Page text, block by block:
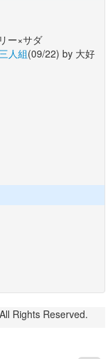
ー×サダ
人組(09/22) by 大好
Rights Reserved.